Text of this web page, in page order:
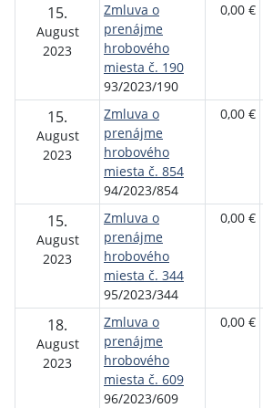
15.
August
2023
Zmluva o
prenájme
hrobového
miesta č. 190
93/2023/190
0,00 €
15.
August
2023
Zmluva o
prenájme
hrobového
miesta č. 854
94/2023/854
0,00 €
15.
August
2023
Zmluva o
prenájme
hrobového
miesta č. 344
95/2023/344
0,00 €
18.
August
2023
Zmluva o
prenájme
hrobového
miesta č. 609
96/2023/609
0,00 €